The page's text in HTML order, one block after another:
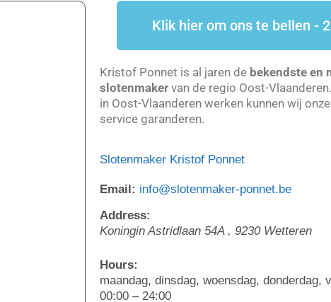
Klik hier om ons te bellen -
Kristof Ponnet is al jaren de bekendste en
slotenmaker van de regio Oost-
in Oost-Vlaanderen werken kunnen wij
service garanderen.
Slotenmaker Kristof Ponnet
Email: info@slotenmaker-ponnet.be
Address:
Koningin Astridlaan 54A, 9230 Wetteren
Hours:
maandag, dinsdag, woensdag, donderdag,
00:00 – 24:00